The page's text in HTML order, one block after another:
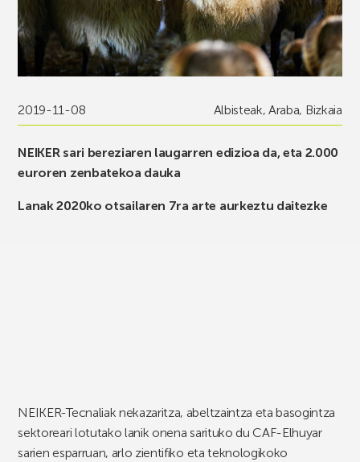
2019-11-08 Albisteak,Araba, Bizkaia
NEIKER sari bereziaren laugarren edizioa da, eta 2.000
euroren zenbatekoa dauka
Lanak 2020ko otsailaren 7ra arte aurkeztu daitezke
NEIKER-Tecnaliak nekazaritza, abeltzaintza eta basogintza
sektoreari lotutako lanik onena sarituko du CAF-Elhuyar
sarien esparruan, arlo zientifiko eta teknologikoko